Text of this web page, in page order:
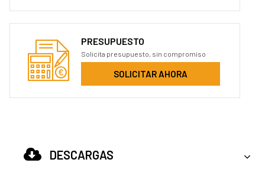
PRESUPUESTO
Solicita presupuesto, sin compromiso
SOLICITAR AHORA
DESCARGAS